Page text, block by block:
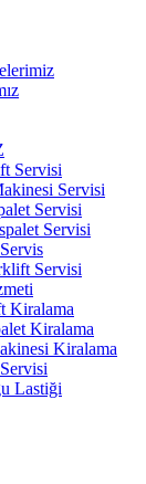
Servisi
Servisi
Servisi
Servisi
Servisi
Kiralama
Kiralama
Kiralama
Lastiği